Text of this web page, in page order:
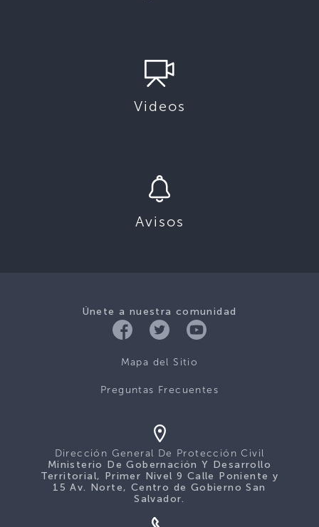
Videos
Avisos
Únete a nuestra comunidad
Mapa del Sitio
Preguntas Frecuentes
Dirección General De Protección Civil
Ministerio De Gobernación Y Desarrollo
Territorial, Primer Nivel 9 Calle Poniente y
15 Av. Norte, Centro de Gobierno San
Salvador.